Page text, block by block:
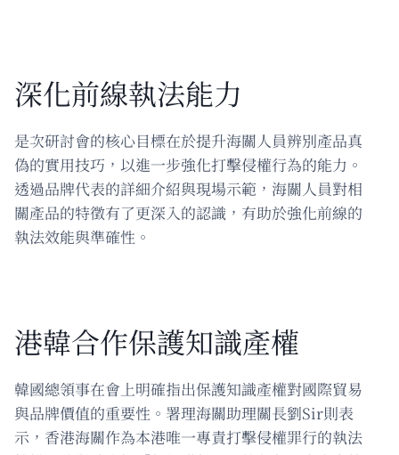
深化前線執法能力
是次研討會的核心目標在於提升海關人員辨別產品真
偽的實用技巧，以進一步強化打擊侵權行為的能力。
透過品牌代表的詳細介紹與現場示範，海關人員對相
關產品的特徵有了更深入的認識，有助於強化前線的
執法效能與準確性。
港韓合作保護知識產權
韓國總領事在會上明確指出保護知識產權對國際貿易
與品牌價值的重要性。署理海關助理關長劉Sir則表
示，香港海關作為本港唯一專責打擊侵權罪行的執法